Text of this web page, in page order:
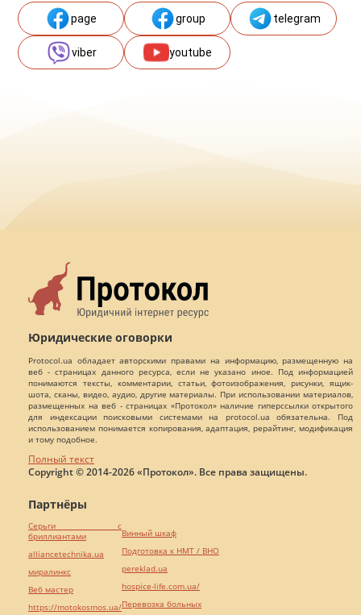
page group telegram
viber youtube
Юридические оговорки
Protocol.ua обладает авторскими правами на информацию, размещенную на
веб - страницах данного ресурса, если не указано иное. Под информацией
понимаются тексты, комментарии, статьи, фотоизображения, рисунки, ящик-
шота, сканы, видео, аудио, другие материалы. При использовании материалов,
размещенных на веб - страницах «Протокол» наличие гиперссылки открытого
для индексации поисковыми системами на protocol.ua обязательна. Под
использованием понимается копирования, адаптация, рерайтинг, модификация
и тому подобное.
Полный текст
Copyright © 2014-2026 «Протокол». Все права защищены.
Партнёры
Серьги с
бриллиантами
alliancetechnika.ua
миралинкс
Веб мастер
https://motokosmos.ua/
Винный шкаф
Подготовка к НМТ / ВНО
pereklad.ua
hospice-life.com.ua/
Перевозка больных